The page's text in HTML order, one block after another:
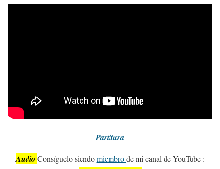
Partitura
Audio Consíguelo siendomiembrode mi canal de YouTube :